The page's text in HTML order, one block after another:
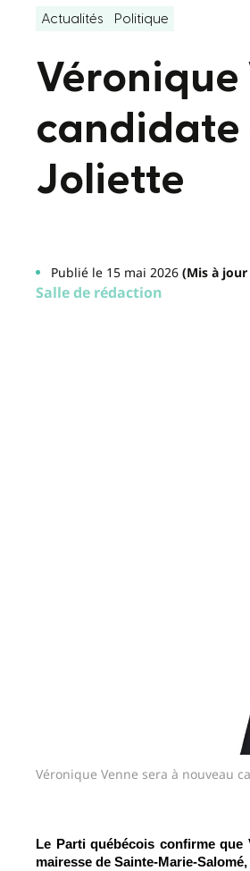
Actualités Politique
Véronique
candidate
Joliette
Publié le 15 mai 2026(Mis à jour
Salle de rédaction
Véronique Venne sera à nouveau
Le Parti québécois confirme
mairesse de Sainte-Marie-